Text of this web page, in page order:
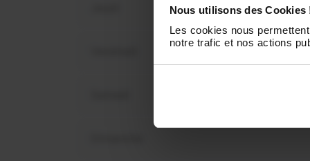
Nous utilisons des Cookies
Les cookies nous
notre trafic et nos actions